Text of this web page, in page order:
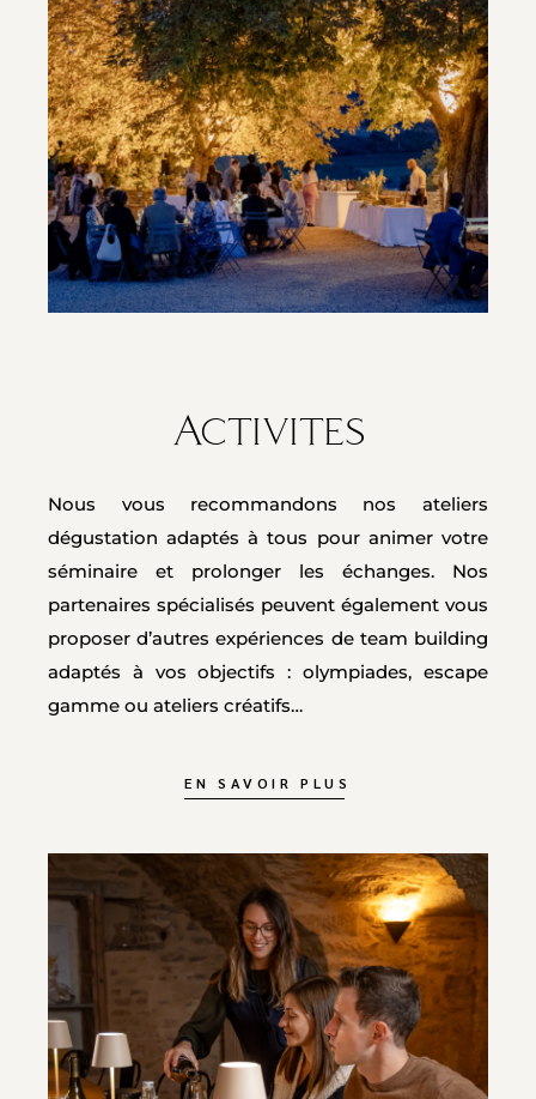
Activites
Nous vous recommandons nos ateliers
dégustation adaptés à tous pour animer votre
séminaire et prolonger les échanges. Nos
partenaires spécialisés peuvent également vous
proposer d’autres expériences de team building
adaptés à vos objectifs : olympiades, escape
gamme ou ateliers créatifs…
EN SAVOIR PLUS